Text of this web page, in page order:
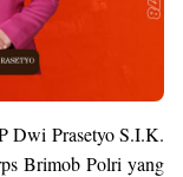
Dwi Prasetyo S.I.K.
Brimob Polri yang